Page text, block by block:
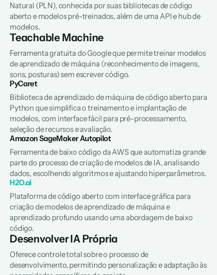
Natural (PLN), conhecida por suas bibliotecas de código
aberto e modelos pré-treinados, além de uma API e hub de
modelos.
Teachable Machine
Ferramenta gratuita do Google que permite treinar modelos
de aprendizado de máquina (reconhecimento de imagens,
sons, posturas) sem escrever código.
PyCaret
Biblioteca de aprendizado de máquina de código aberto para
Python que simplifica o treinamento e implantação de
modelos, com interface fácil para pré-processamento,
seleção de recursos e avaliação.
Amazon SageMaker Autopilot
Ferramenta de baixo código da AWS que automatiza grande
parte do processo de criação de modelos de IA, analisando
dados, escolhendo algoritmos e ajustando hiperparâmetros.
H2O.ai
Plataforma de código aberto com interface gráfica para
criação de modelos de aprendizado de máquina e
aprendizado profundo usando uma abordagem de baixo
código.
Desenvolver IA Própria
Oferece controle total sobre o processo de
desenvolvimento, permitindo personalização e adaptação às